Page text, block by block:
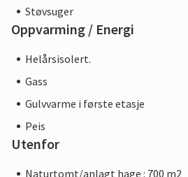
Støvsuger
Oppvarming / Energi
Helårsisolert.
Gass
Gulvvarme i første etasje
Peis
Utenfor
Naturtomt/anlagt hage : 700 m2